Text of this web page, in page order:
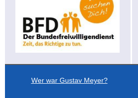
Wer war Gustav Meyer?